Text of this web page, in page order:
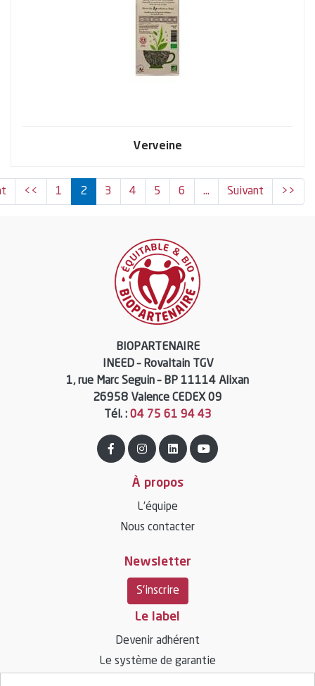
Verveine
<< 1 2 (current)
3 4 5 6 … Suivant >>
BIOPARTENAIRE
INEED – Rovaltain TGV
1, rue Marc Seguin – BP 11114 Alixan
26958 Valence CEDEX 09
Tél. : 04 75 61 94 43
À propos
L’équipe
Nous contacter
Newsletter
S'inscrire
Le label
Devenir adhérent
Le système de garantie